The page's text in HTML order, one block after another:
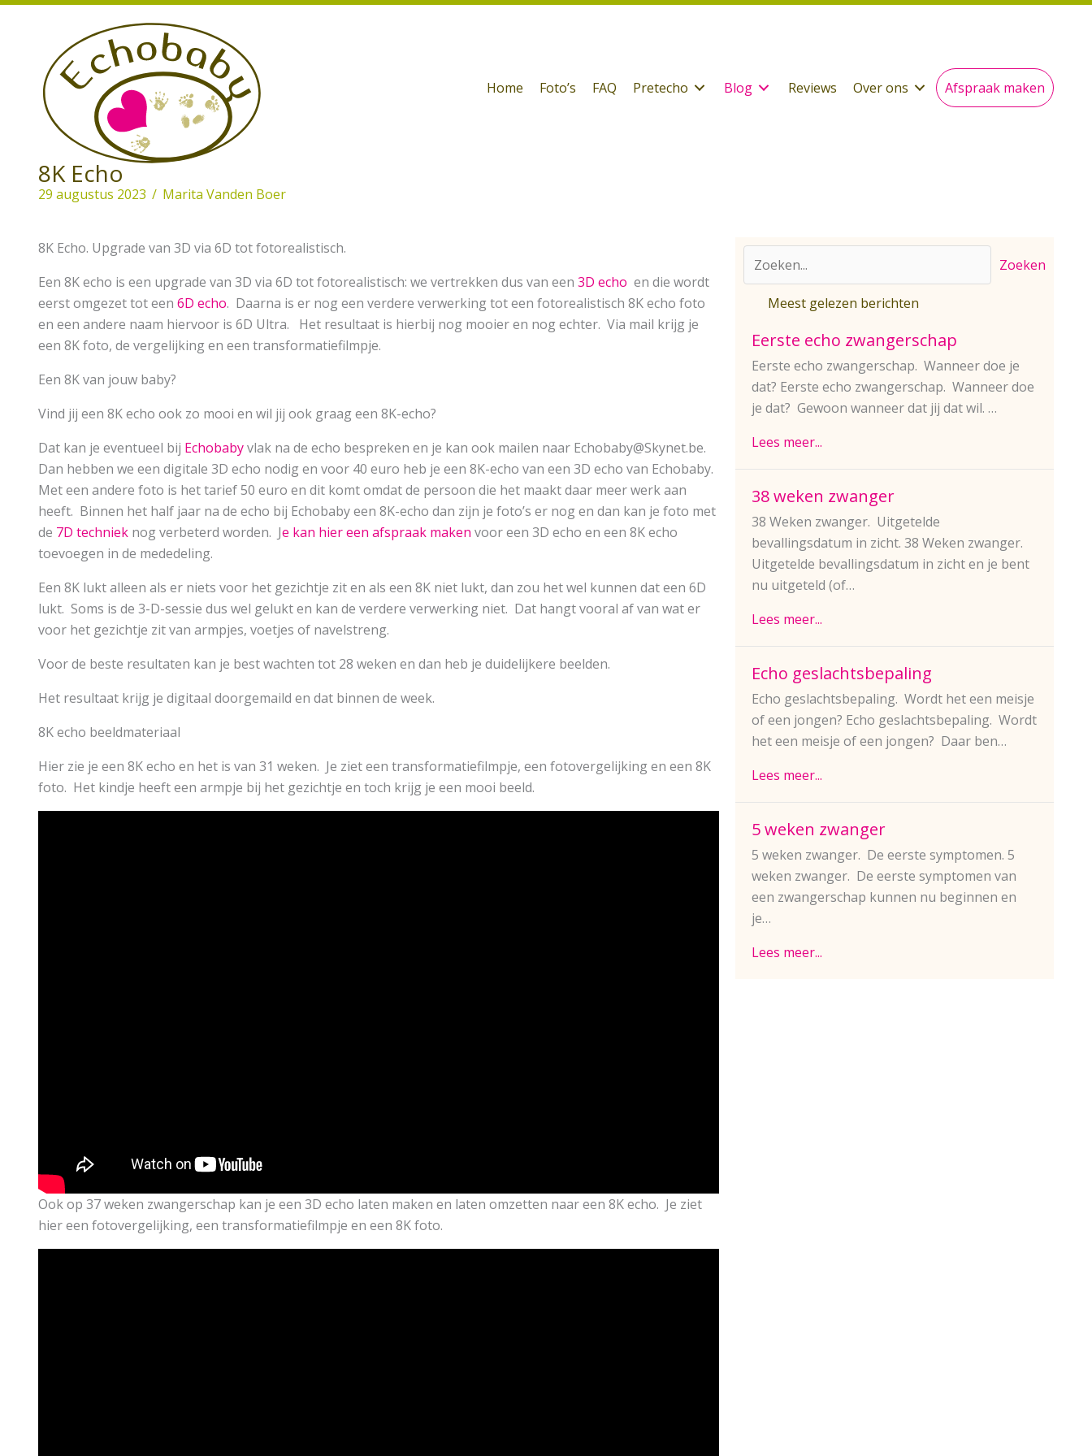
Ga
Home
Foto’s FAQ Pretecho Blog Reviews Over ons Afspraak maken
8K Echo
29 augustus 2023 / Marita Vanden Boer
8K Echo. Upgrade van 3D via 6D tot fotorealistisch.
Een 8K echo is een upgrade van 3D via 6D tot fotorealistisch: we vertrekken dus van een 3D echo en die wordt
eerst omgezet tot een 6D echo. Daarna is er nog een verdere verwerking tot een fotorealistisch 8K echo foto
en een andere naam hiervoor is 6D Ultra. Het resultaat is hierbij nog mooier en nog echter. Via mail krijg je
een 8K foto, de vergelijking en een transformatiefilmpje.
Een 8K van jouw baby?
Vind jij een 8K echo ook zo mooi en wil jij ook graag een 8K-echo?
Dat kan je eventueel bij Echobabyvlak na de echo bespreken en je kan ook mailen naar Echobaby@Skynet.be.
Dan hebben we een digitale 3D echo nodig en voor 40 euro heb je een 8K-echo van een 3D echo van Echobaby.
Met een andere foto is het tarief 50 euro en dit komt omdat de persoon die het maakt daar meer werk aan
heeft. Binnen het half jaar na de echo bij Echobaby een 8K-echo dan zijn je foto’s er nog en dan kan je foto met
de 7D techniek nog verbeterd worden. Je kan hier een afspraak maken voor een 3D echo en een 8K echo
toevoegen in de mededeling.
Een 8K lukt alleen als er niets voor het gezichtje zit en als een 8K niet lukt, dan zou het wel kunnen dat een 6D
lukt. Soms is de 3-D-sessie dus wel gelukt en kan de verdere verwerking niet. Dat hangt vooral af van wat er
voor het gezichtje zit van armpjes, voetjes of navelstreng.
Voor de beste resultaten kan je best wachten tot 28 weken en dan heb je duidelijkere beelden.
Het resultaat krijg je digitaal doorgemaild en dat binnen de week.
8K echo beeldmateriaal
Hier zie je een 8K echo en het is van 31 weken. Je ziet een transformatiefilmpje, een fotovergelijking en een 8K
foto. Het kindje heeft een armpje bij het gezichtje en toch krijg je een mooi beeld.
Ook op 37 weken zwangerschap kan je een 3D echo laten maken en laten omzetten naar een 8K echo. Je ziet
hier een fotovergelijking, een transformatiefilmpje en een 8K foto.
Zoeken
Meest gelezen berichten
Eerste echo zwangerschap
Eerste echo zwangerschap. Wanneer doe je
dat? Eerste echo zwangerschap. Wanneer doe
je dat? Gewoon wanneer dat jij dat wil. …
Lees meer...
38 weken zwanger
38 Weken zwanger. Uitgetelde
bevallingsdatum in zicht. 38 Weken zwanger.
Uitgetelde bevallingsdatum in zicht en je bent
nu uitgeteld (of…
Lees meer...
Echo geslachtsbepaling
Echo geslachtsbepaling. Wordt het een meisje
of een jongen? Echo geslachtsbepaling. Wordt
het een meisje of een jongen? Daar ben…
Lees meer...
5 weken zwanger
5 weken zwanger. De eerste symptomen. 5
weken zwanger. De eerste symptomen van
een zwangerschap kunnen nu beginnen en
je…
Lees meer...